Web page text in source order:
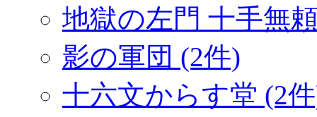
地獄の左門 十手無
影の軍団 (2件)
十六文からす堂 (2